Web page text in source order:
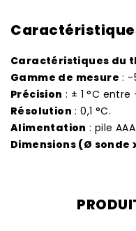
Caractéristiques du
Gamme de mesure : -
Précision : ± 1 °C entre
Résolution : 0,1 °C.
Alimentation : pile
Dimensions (Ø sonde